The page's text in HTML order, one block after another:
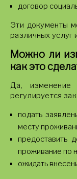
договор
Эти документы
различных услуг
Можно ли
как это
Да, изменение
регулируется
подать
месту
предоставить
проживание по
ожидать